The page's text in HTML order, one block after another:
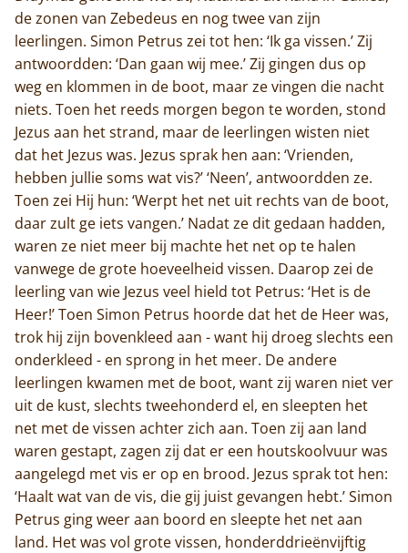
de zonen van Zebedeus en nog twee van zijn
leerlingen. Simon Petrus zei tot hen: ‘Ik ga vissen.’ Zij
antwoordden: ‘Dan gaan wij mee.’ Zij gingen dus op
weg en klommen in de boot, maar ze vingen die nacht
niets. Toen het reeds morgen begon te worden, stond
Jezus aan het strand, maar de leerlingen wisten niet
dat het Jezus was. Jezus sprak hen aan: ‘Vrienden,
hebben jullie soms wat vis?’ ‘Neen’, antwoordden ze.
Toen zei Hij hun: ‘Werpt het net uit rechts van de boot,
daar zult ge iets vangen.’ Nadat ze dit gedaan hadden,
waren ze niet meer bij machte het net op te halen
vanwege de grote hoeveelheid vissen. Daarop zei de
leerling van wie Jezus veel hield tot Petrus: ‘Het is de
Heer!’ Toen Simon Petrus hoorde dat het de Heer was,
trok hij zijn bovenkleed aan - want hij droeg slechts een
onderkleed - en sprong in het meer. De andere
leerlingen kwamen met de boot, want zij waren niet ver
uit de kust, slechts tweehonderd el, en sleepten het
net met de vissen achter zich aan. Toen zij aan land
waren gestapt, zagen zij dat er een houtskoolvuur was
aangelegd met vis er op en brood. Jezus sprak tot hen:
‘Haalt wat van de vis, die gij juist gevangen hebt.’ Simon
Petrus ging weer aan boord en sleepte het net aan
land. Het was vol grote vissen, honderddrieënvijftig